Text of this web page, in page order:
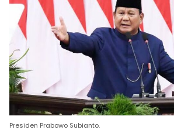
Presiden Prabowo Subianto.